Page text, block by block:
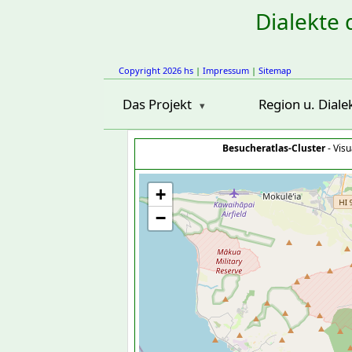
Dialekte
Copyright 2026 hs | Impressum | Sitemap
Das Projekt Region u.
Besucheratlas-Cluster-
+
−